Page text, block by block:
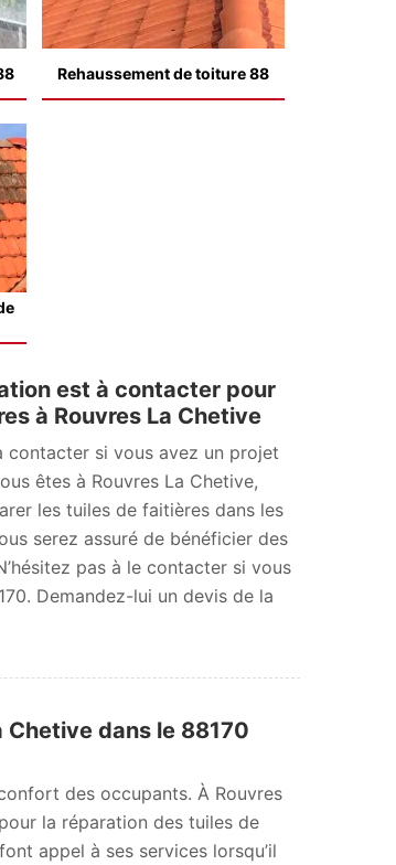
Rehaussement de toiture 88
est à contacter pour
à Rouvres La Chetive
contacter si vous avez un projet
êtes à Rouvres La Chetive,
les tuiles de faitières dans les
serez assuré de bénéficier des
pas à le contacter si vous
Demandez-lui un devis de la
Chetive dans le 88170
des occupants. À Rouvres
la réparation des tuiles de
appel à ses services lorsqu’il